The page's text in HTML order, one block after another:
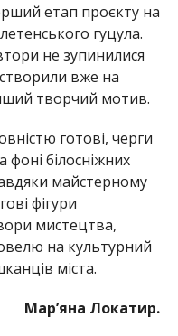
етап проєкту на
гуцула.
не зупинилися
вже на
творчий мотив.
готові, черги
фоні білосніжних
майстерному
фігури
мистецтва,
на культурний
міста.
Мар’яна Локатир.